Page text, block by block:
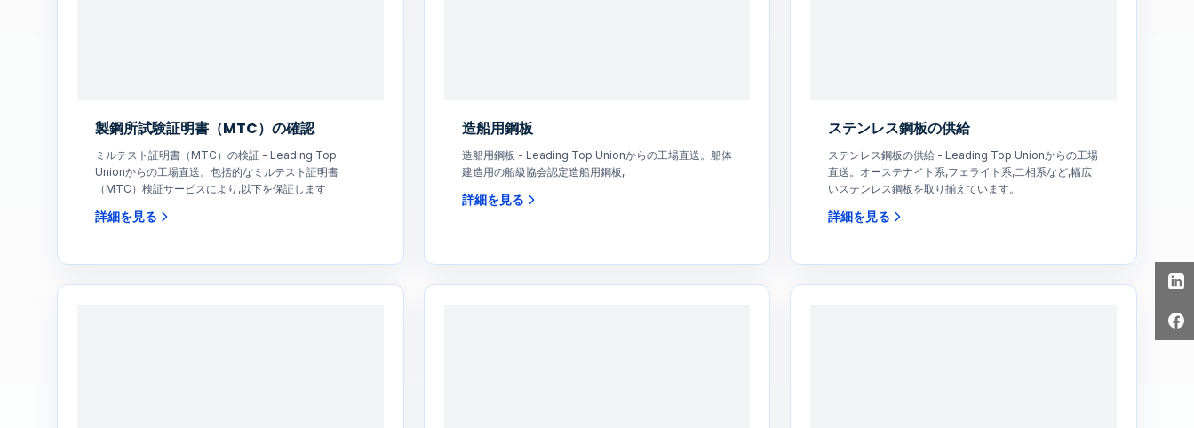
製鋼所試験証明書（MTC）の確認
ミルテスト証明書（MTC）の検証 - Leading Top
Unionからの工場直送。包括的なミルテスト証明書
（MTC）検証サービスにより,以下を保証します
詳細を見る
造船用鋼板
造船用鋼板 - Leading Top Unionからの工場直送。船体
建造用の船級協会認定造船用鋼板,
詳細を見る
ステンレス鋼板の供給
ステンレス鋼板の供給 - Leading Top Unionからの工場
直送。オーステナイト系,フェライト系,二相系など,幅広
いステンレス鋼板を取り揃えています。
詳細を見る